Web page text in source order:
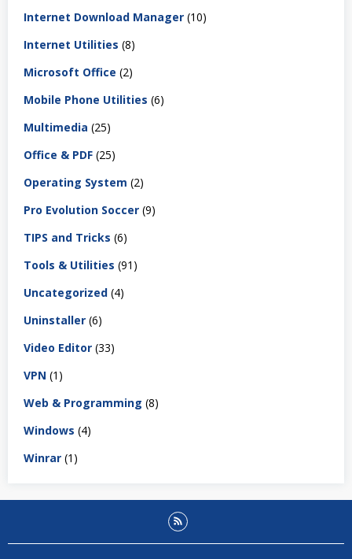
Internet Download Manager (10)
Internet Utilities (8)
Microsoft Office (2)
Mobile Phone Utilities (6)
Multimedia (25)
Office & PDF (25)
Operating System (2)
Pro Evolution Soccer (9)
TIPS and Tricks (6)
Tools & Utilities (91)
Uncategorized (4)
Uninstaller (6)
Video Editor (33)
VPN (1)
Web & Programming (8)
Windows (4)
Winrar (1)